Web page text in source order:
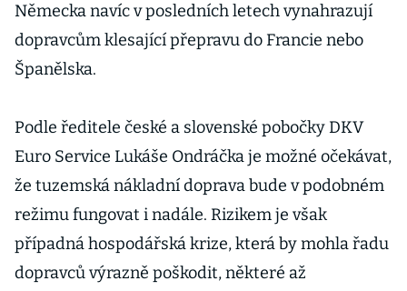
Německa navíc v posledních letech vynahrazují
dopravcům klesající přepravu do Francie nebo
Španělska.
Podle ředitele české a slovenské pobočky DKV
Euro Service Lukáše Ondráčka je možné očekávat,
že tuzemská nákladní doprava bude v podobném
režimu fungovat i nadále. Rizikem je však
případná hospodářská krize, která by mohla řadu
dopravců výrazně poškodit, některé až